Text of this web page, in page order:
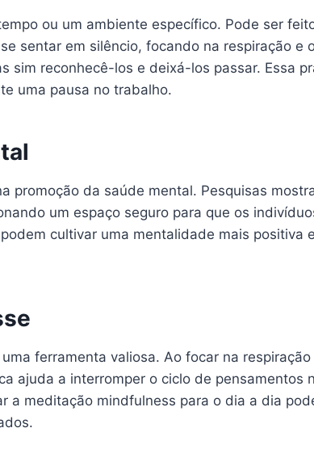
ou um ambiente específico. Pode ser
sentar em silêncio, focando na respiração e
sim reconhecê-los e deixá-los passar. Essa
uma pausa no trabalho.
da saúde mental. Pesquisas
um espaço seguro para que os
cultivar uma mentalidade mais positiva
ferramenta valiosa. Ao focar na
ajuda a interromper o ciclo de pensamentos
a meditação mindfulness para o dia a dia